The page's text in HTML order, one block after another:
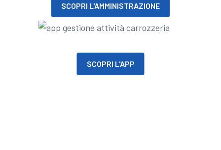
SCOPRI L'AMMINISTRAZIONE
SCOPRI L'APP